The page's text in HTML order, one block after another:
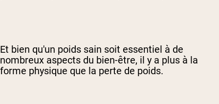
Et bien qu'un poids sain soit essentiel à de
nombreux aspects du bien-être, il y a plus à la
forme physique que la perte de poids.